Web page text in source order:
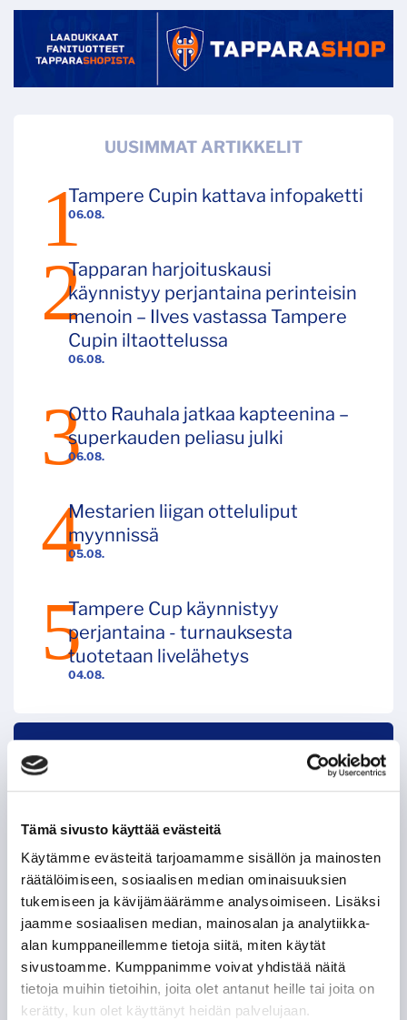
Tämä sivusto käyttää evästeitä
Käytämme evästeitä tarjoamamme sisällön ja mainosten
räätälöimiseen, sosiaalisen median ominaisuuksien
tukemiseen ja kävijämäärämme analysoimiseen. Lisäksi
jaamme sosiaalisen median, mainosalan ja analytiikka-
alan kumppaneillemme tietoja siitä, miten käytät
sivustoamme. Kumppanimme voivat yhdistää näitä
tietoja muihin tietoihin, joita olet antanut heille tai joita on
kerätty, kun olet käyttänyt heidän palvelujaan.
UUSIMMAT ARTIKKELIT
06.08.
Tampere Cupin kattava infopaketti
06.08.
Tapparan harjoituskausi
käynnistyy perjantaina perinteisin
menoin – Ilves vastassa Tampere
Cupin iltaottelussa
06.08.
Otto Rauhala jatkaa kapteenina –
superkauden peliasu julki
05.08.
Mestarien liigan otteluliput
myynnissä
04.08.
Tampere Cup käynnistyy
perjantaina - turnauksesta
tuotetaan livelähetys
VS.
VIP OSTA LIPUT